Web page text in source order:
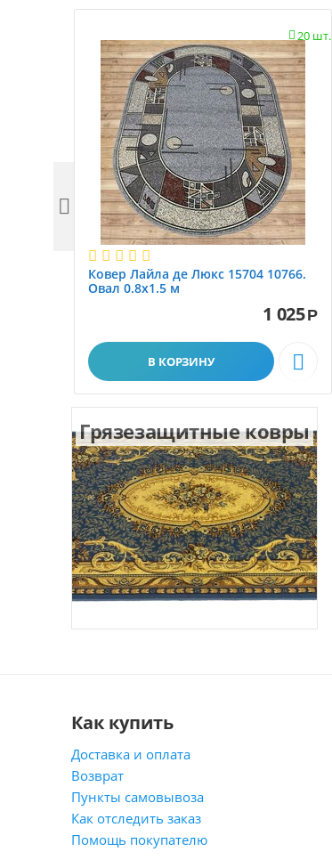
20 шт.

Ковер Лайла де Люкс 15704 10766.
Овал 0.8x1.5 м
1 025Р
В КОРЗИНУ 

Грязезащитные ковры
Как купить
Доставка и оплата
Возврат
Пункты самовывоза
Как отследить заказ
Помощь покупателю